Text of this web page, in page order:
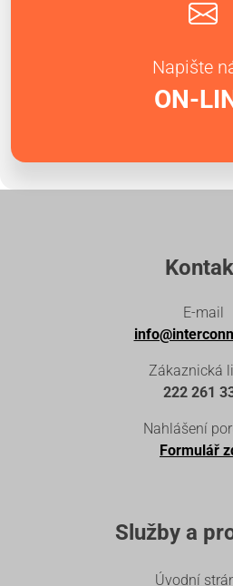
Napište
ON-
E-mail
Zákaznická
222 261
Nahlášení
Formulář
Služby a
Úvodní